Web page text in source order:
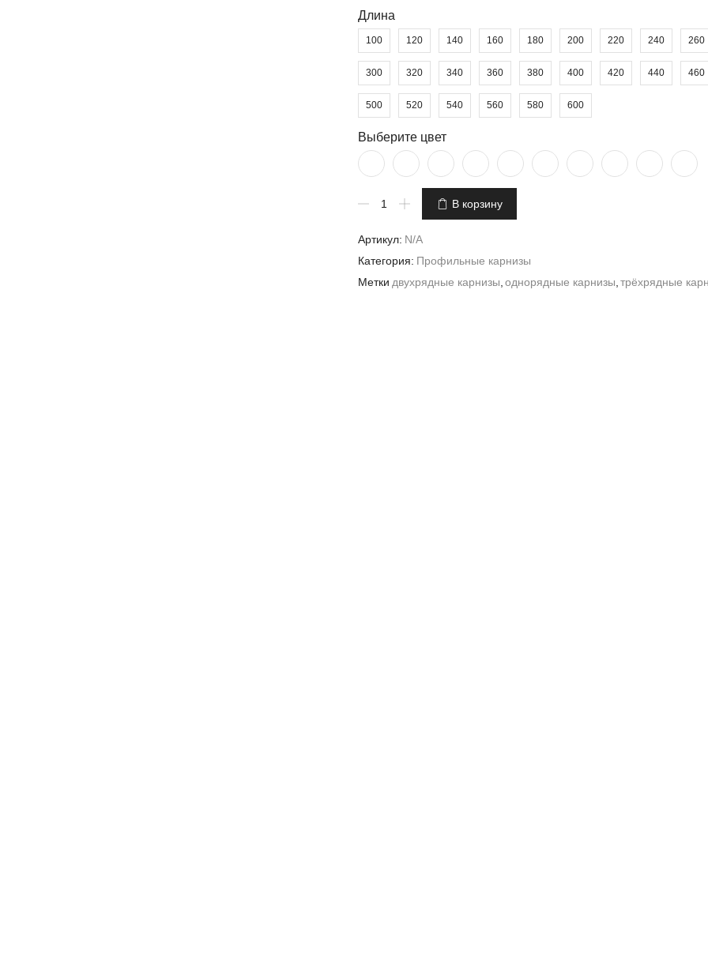
Длина
100 120 140 160 180 200 220 240 260
300 320 340 360 380 400 420 440 460
500 520 540 560 580 600
Выберите цвет
Количество
товара
профильный
металлический
Модерн
В корзину
Артикул: N/A
Категория: Профильные карнизы
Метки двухрядные карнизы однорядные карнизы трёхрядные